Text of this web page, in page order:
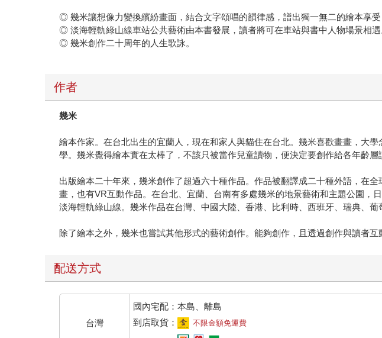
◎ 幾米讓想像力變換繽紛畫面，結合文字頌唱的韻律感，譜出獨一無二的繪本享受
◎ 淡海輕軌綠山線車站公共藝術由本書發展，讀者將可在車站與書中人物場景相遇
◎ 幾米創作二十周年的人生歌詠。
作者
幾米
繪本作家。在台北出生的宜蘭人，現在和家人與貓住在台北。幾米喜歡畫畫，大
學。幾米覺得繪本實在太棒了，不該只被當作兒童讀物，便決定要創作給各年齡
出版繪本二十年來，幾米創作了超過六十種作品。作品被翻譯成二十種外語，在
畫，也有VR互動作品。在台北、宜蘭、台南有多處幾米的地景藝術和主題公園
淡海輕軌綠山線。幾米作品在台灣、中國大陸、香港、比利時、西班牙、瑞典、葡
除了繪本之外，幾米也嘗試其他形式的藝術創作。能夠創作，且透過創作與讀者互
配送方式
台灣
國內宅配：本島、離島
到店取貨：
不限金額免運費